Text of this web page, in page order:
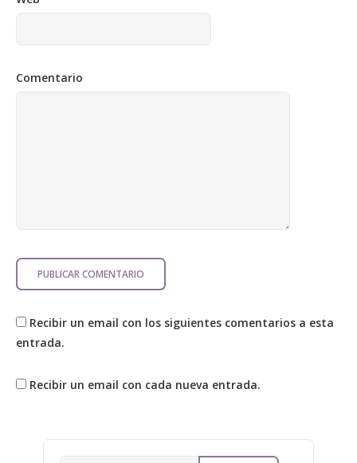
Comentario
Recibir un email con los siguientes comentarios a esta
entrada.
Recibir un email con cada nueva entrada.